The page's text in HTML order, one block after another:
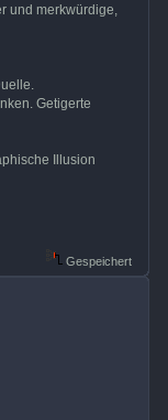
und merkwürdige,
Getigerte
Illusion
Gespeichert